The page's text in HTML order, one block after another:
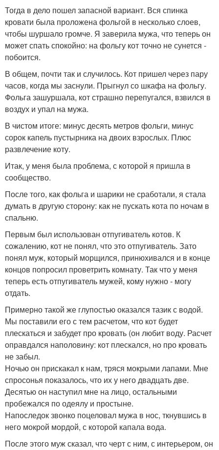
Тогда в дело пошел запасной вариант. Вся спинка
кровати была проложена фольгой в несколько слоев,
чтобы шуршало громче. Я заверила мужа, что теперь он
может спать спокойно: на фольгу кот точно не сунется -
побоится.
В общем, почти так и случилось. Кот пришел через пару
часов, когда мы заснули. Прыгнул со шкафа на фольгу.
Фольга зашуршала, кот страшно перепугался, взвился в
воздух и упал на мужа.
В чистом итоге: минус десять метров фольги, минус
сорок капель пустырника на двоих взрослых. Плюс
развлечение коту.
Итак, у меня была проблема, с которой я пришла в
сообщество.
После того, как фольга и шарики не сработали, я стала
думать в другую сторону: как не пускать кота по ночам в
спальню.
Первым был использован отпугиватель котов. К
сожалению, кот не понял, что это отпугиватель. Зато
понял муж, который морщился, принюхивался и в конце
концов попросил проветрить комнату. Так что у меня
теперь есть отпугиватель мужей, кому нужно - могу
отдать.
Примерно такой же глупостью оказался тазик с водой.
Мы поставили его с тем расчетом, что кот будет
плескаться и забудет про кровать (он любит воду. Расчет
оправдался наполовину: кот плескался, но про кровать
не забыл.
Ночью он прискакал к нам, тряся мокрыми лапами. Мне
спросонья показалось, что их у него двадцать две.
Десятью он наступил мне на лицо, остальными
пробежался по одеялу и простыне.
Напоследок звонко поцеловал мужа в нос, ткнувшись в
него мокрой мордой, с которой капала вода.
После этого муж сказал, что черт с ним, с интерьером, он